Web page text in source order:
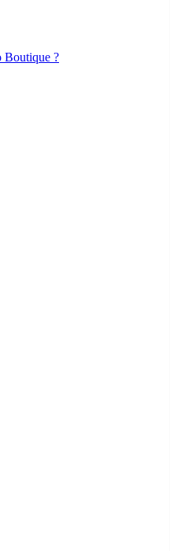
Boutique ?